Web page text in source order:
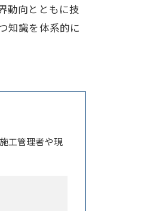
動向とともに技
知識を体系的に
工管理者や現